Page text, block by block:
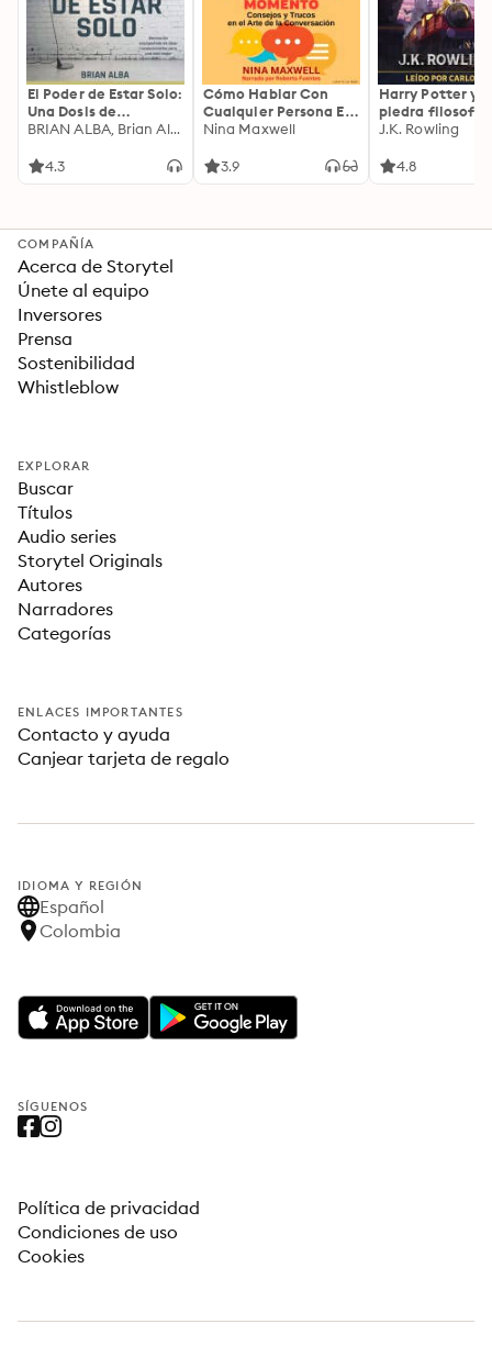
El Poder de Estar Solo:
Una Dosis de
Motivación
Ideas Revolucionarias
BRIAN ALBA, Brian Alba
4.3
Cómo Hablar Con
Cualquier Persona En
Cualquier Lugar Y En
Nina Maxwell
3.9
Harry Potter y
piedra filosofal
J.K. Rowling
4.8
COMPAÑÍA
Acerca de Storytel
Únete al equipo
Inversores
Prensa
Sostenibilidad
Whistleblow
EXPLORAR
Buscar
Títulos
Audio series
Storytel Originals
Autores
Narradores
Categorías
ENLACES IMPORTANTES
Contacto y ayuda
Canjear tarjeta de regalo
IDIOMA Y REGIÓN
Español
Colombia
SÍGUENOS
Política de privacidad
Condiciones de uso
Cookies